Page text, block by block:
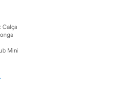
: Calça
Mini